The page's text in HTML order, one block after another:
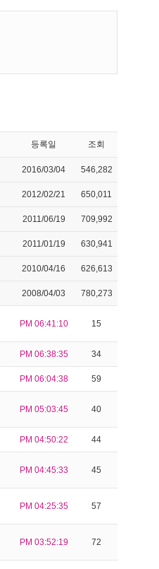
등록일 조회
2016/03/04 546,282
2012/02/21 650,011
2011/06/19 709,992
2011/01/19 630,941
2010/04/16 626,613
2008/04/03 780,273
PM 06:41:10 15
PM 06:38:35 34
PM 06:04:38 59
PM 05:03:45 40
PM 04:50:22 44
PM 04:45:33 45
PM 04:25:35 57
PM 03:52:19 72